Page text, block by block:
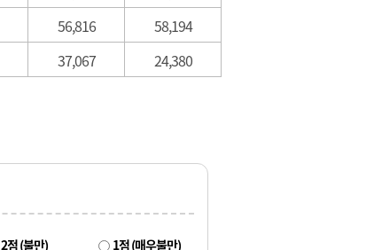
56,816
58,194
37,067 24,380
2점 (불만) 1점 (매우불만)